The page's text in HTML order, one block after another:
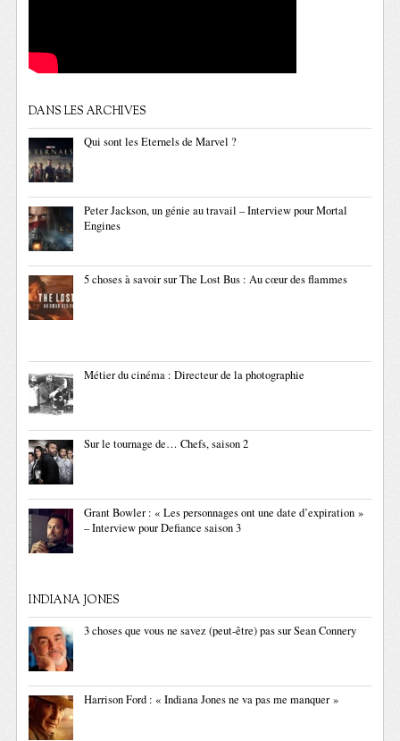
DANS LES ARCHIVES
Qui sont les Eternels de Marvel ?
Peter Jackson, un génie au travail – Interview pour Mortal
Engines
5 choses à savoir sur The Lost Bus : Au cœur des flammes
Métier du cinéma : Directeur de la photographie
Sur le tournage de… Chefs, saison 2
Grant Bowler : « Les personnages ont une date d’expiration »
– Interview pour Defiance saison 3
INDIANA JONES
3 choses que vous ne savez (peut-être) pas sur Sean Connery
Harrison Ford : « Indiana Jones ne va pas me manquer »